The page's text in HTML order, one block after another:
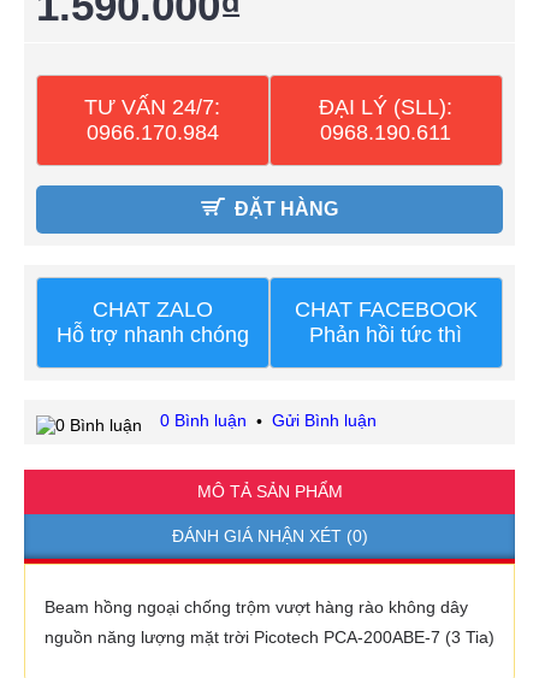
TƯ VẤN 24/7:
0966.170.984
ĐẠI LÝ (SLL):
0968.190.611
ĐẶT HÀNG
CHAT ZALO
Hỗ trợ nhanh chóng
CHAT FACEBOOK
Phản hồi tức thì
0 Bình luận • Gửi Bình luận
MÔ TẢ SẢN PHẨM
ĐÁNH GIÁ NHẬN XÉT (0)
Beam hồng ngoại chống trộm vượt hàng rào không dây
nguồn năng lượng mặt trời Picotech PCA-200ABE-7 (3 Tia)